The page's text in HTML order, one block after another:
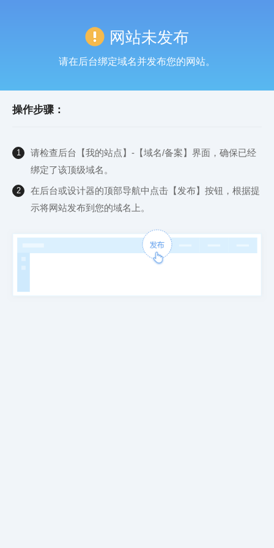
网站未发布
请在后台绑定域名并发布您的网站。
操作步骤：
1
请检查后台【我的站点】-【域名/备案】界面，确保已经
绑定了该顶级域名。
2
在后台或设计器的顶部导航中点击【发布】按钮，根据提
示将网站发布到您的域名上。